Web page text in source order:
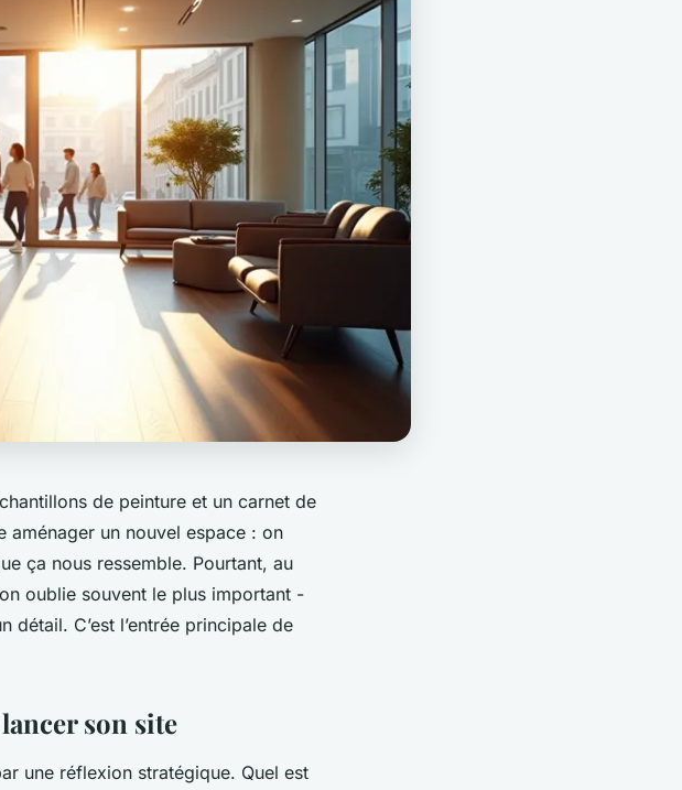
de peinture et un carnet de
aménager un nouvel espace : on
ça nous ressemble. Pourtant, au
oublie souvent le plus important -
détail. C’est l’entrée principale de
son site
une réflexion stratégique. Quel est